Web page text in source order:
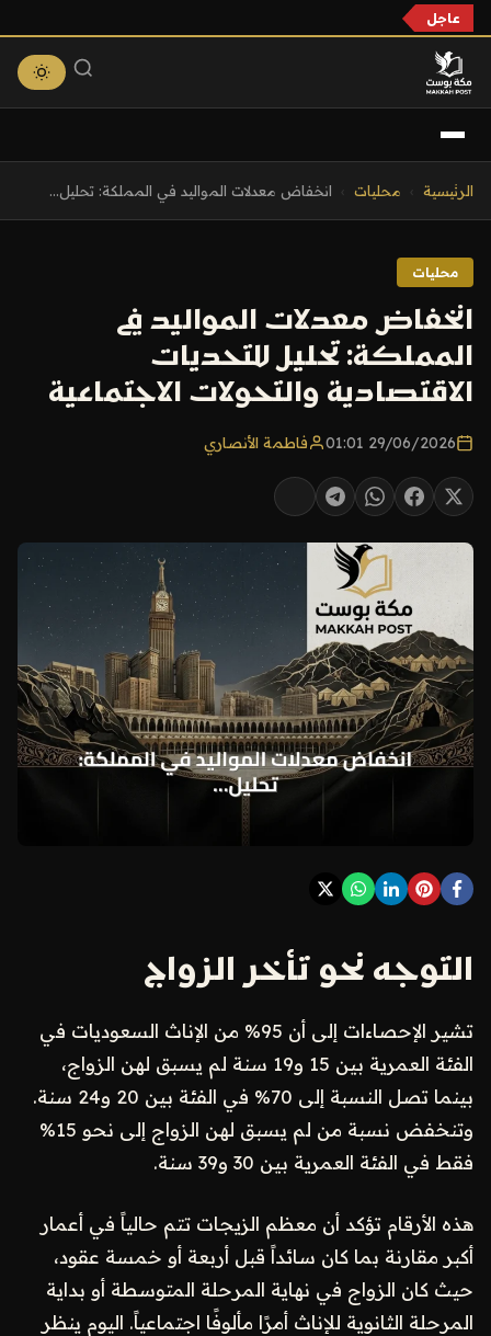
عاجل
الرئيسية محليات انخفاض معدلات المواليد في المملكة: تحليل...
محليات
انخفاض معدلات المواليد في
المملكة: تحليل للتحديات
الاقتصادية والتحولات الاجتماعية
29/06/2026 01:01 فاطمة الأنصاري
التوجه نحو تأخر الزواج
تشير الإحصاءات إلى أن 95% من الإناث السعوديات في
الفئة العمرية بين 15 و19 سنة لم يسبق لهن الزواج،
بينما تصل النسبة إلى 70% في الفئة بين 20 و24 سنة.
وتنخفض نسبة من لم يسبق لهن الزواج إلى نحو 15%
فقط في الفئة العمرية بين 30 و39 سنة.
هذه الأرقام تؤكد أن معظم الزيجات تتم حالياً في أعمار
أكبر مقارنة بما كان سائداً قبل أربعة أو خمسة عقود،
حيث كان الزواج في نهاية المرحلة المتوسطة أو بداية
المرحلة الثانوية للإناث أمرًا مألوفًا اجتماعياً. اليوم ينظر